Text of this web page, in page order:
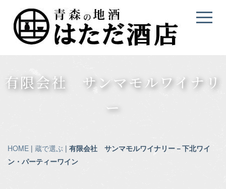
有限会社 サンマモルワイナリ
ー
HOME | 蔵で選ぶ | 有限会社 サンマモルワイナリー－下北ワイ
ン・パーティーワイン